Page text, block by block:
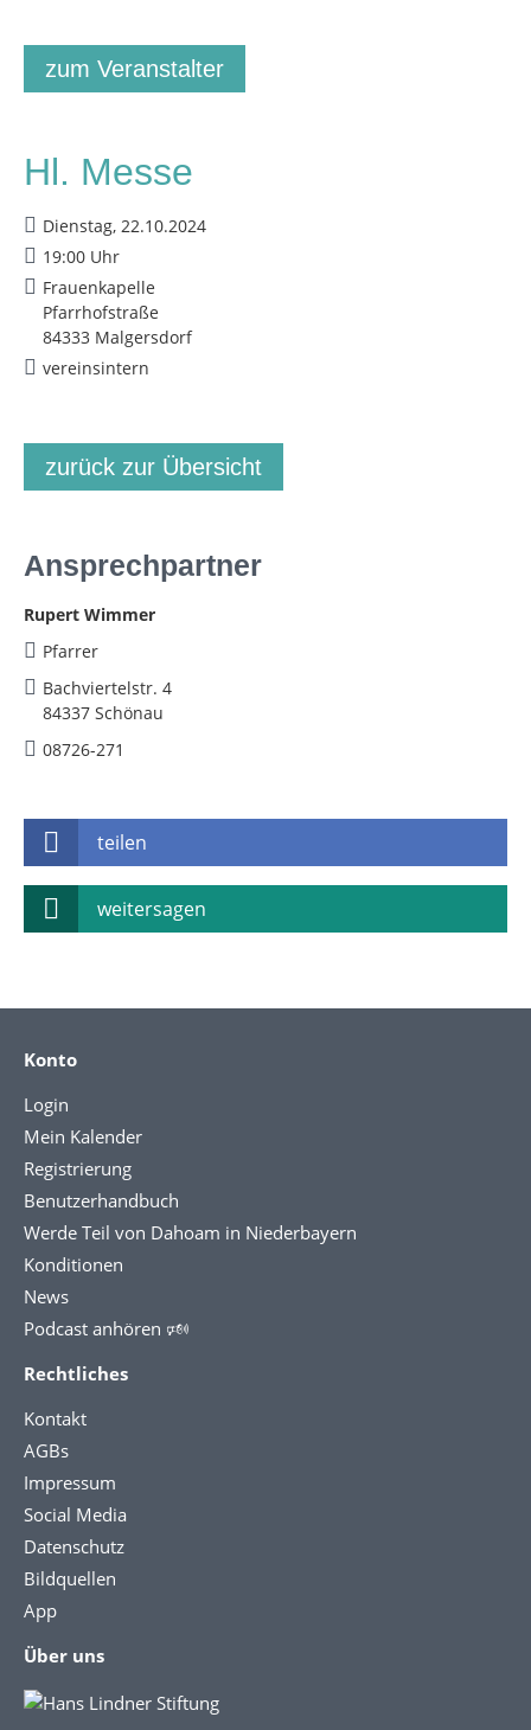
zum Veranstalter
Hl. Messe
Dienstag, 22.10.2024
19:00 Uhr
Frauenkapelle
Pfarrhofstraße
84333 Malgersdorf
vereinsintern
zurück zur Übersicht
Ansprechpartner
Rupert Wimmer
Pfarrer
Bachviertelstr. 4
84337 Schönau
08726-271
teilen
weitersagen
Konto
Login
Mein Kalender
Registrierung
Benutzerhandbuch
Werde Teil von Dahoam in Niederbayern
Konditionen
News
Podcast anhören 🕬
Rechtliches
Kontakt
AGBs
Impressum
Social Media
Datenschutz
Bildquellen
App
Über uns